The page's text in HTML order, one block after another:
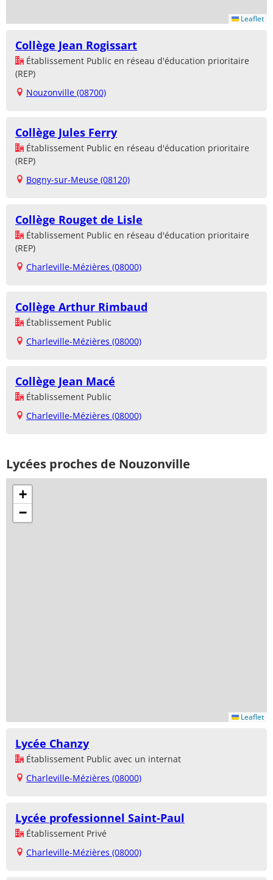
Leaflet
Collège Jean Rogissart
Établissement Public en réseau d'éducation prioritaire
(REP)
Nouzonville (08700)
Collège Jules Ferry
Établissement Public en réseau d'éducation prioritaire
(REP)
Bogny-sur-Meuse (08120)
Collège Rouget de Lisle
Établissement Public en réseau d'éducation prioritaire
(REP)
Charleville-Mézières (08000)
Collège Arthur Rimbaud
Établissement Public
Charleville-Mézières (08000)
Collège Jean Macé
Établissement Public
Charleville-Mézières (08000)
Lycées proches de Nouzonville
+
−
Leaflet
Lycée Chanzy
Établissement Public avec un internat
Charleville-Mézières (08000)
Lycée professionnel Saint-Paul
Établissement Privé
Charleville-Mézières (08000)